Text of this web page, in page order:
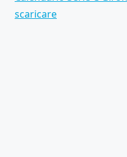
scaricare